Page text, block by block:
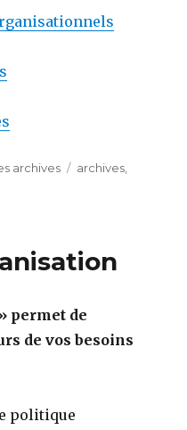
archives Étiquettes
archives,
permet de
de vos besoins
politique